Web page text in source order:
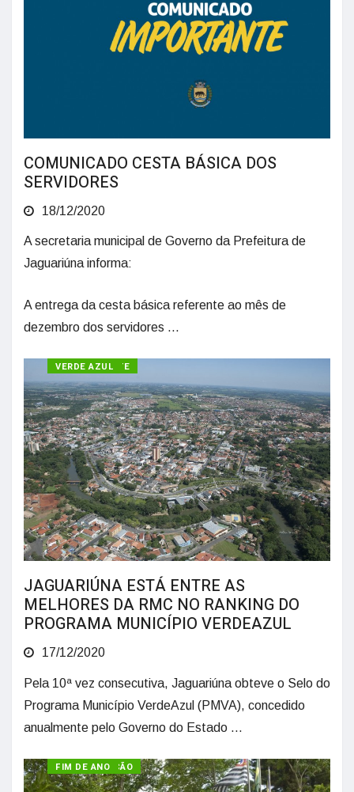
COMUNICADO CESTA BÁSICA DOS
SERVIDORES
18/12/2020
A secretaria municipal de Governo da Prefeitura de
Jaguariúna informa:
A entrega da cesta básica referente ao mês de
dezembro dos servidores ...
MEIO AMBIENTE
VERDE AZUL
JAGUARIÚNA ESTÁ ENTRE AS
MELHORES DA RMC NO RANKING DO
PROGRAMA MUNICÍPIO VERDEAZUL
17/12/2020
Pela 10ª vez consecutiva, Jaguariúna obteve o Selo do
Programa Município VerdeAzul (PMVA), concedido
anualmente pelo Governo do Estado ...
ADMINISTRAÇÃO
FIM DE ANO